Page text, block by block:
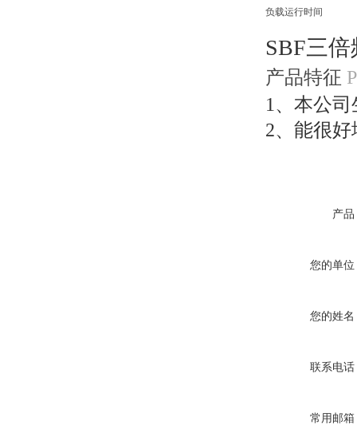
负载运行时间
SBF三
产品特征
1、本公
2、能很
产品
您的单位
您的姓名
联系电话
常用邮箱